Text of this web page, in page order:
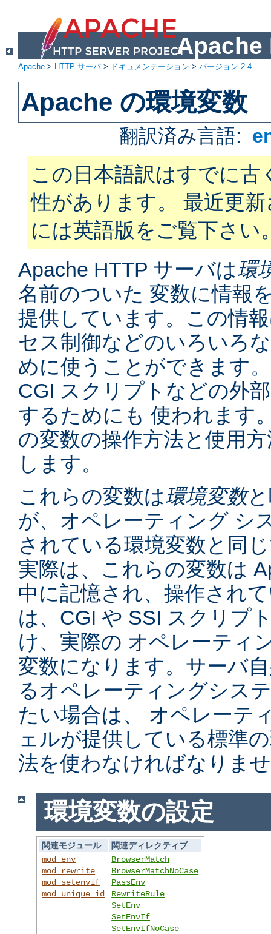
Apache
Apache > HTTP サーバ> ドキュメンテーション > バージョン 2.4
Apache の環境変数
翻訳済み言語:
この日本語訳はすでに古
性があります。 最近更
には英語版をご覧下さい
Apache HTTP サーバは環
名前のついた 変数に情報
提供しています。この情
セス制御などのいろいろ
めに使うことができます
CGI スクリプトなどの外
するためにも 使われます
の変数の操作方法と使用
します。
これらの変数は環境変数
が、オペレーティング シ
されている環境変数と同
実際は、これらの変数は
中に記憶され、操作され
は、CGI や SSI スクリプ
け、実際の オペレーティ
変数になります。サーバ
るオペレーティングシス
たい場合は、 オペレーテ
ェルが提供している標準
法を使わなければなりま
環境変数の設定
関連モジュール
関連ディレクティブ
mod_env
mod_rewrite
mod_setenvif
mod_unique_id
BrowserMatch
BrowserMatchNoCase
PassEnv
RewriteRule
SetEnv
SetEnvIf
SetEnvIfNoCase